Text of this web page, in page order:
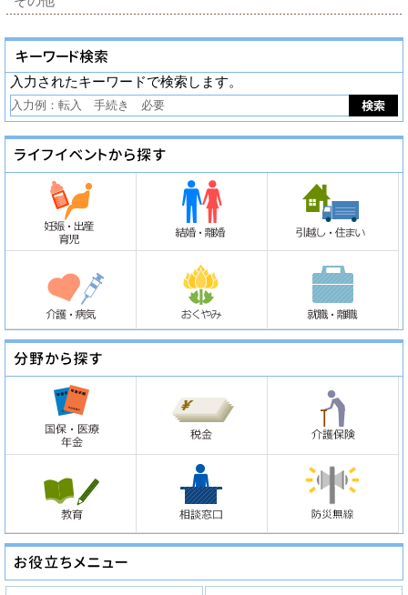
入力されたキーワードで検索します。